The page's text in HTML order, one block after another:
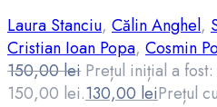
Laura Stanciu, Călin Anghel,
Cristian Ioan Popa, Cosmin
150,00lei Prețul inițial a fost:
150,00 lei.130,00leiPrețul